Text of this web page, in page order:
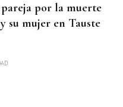
por la muerte
su mujer en Tauste